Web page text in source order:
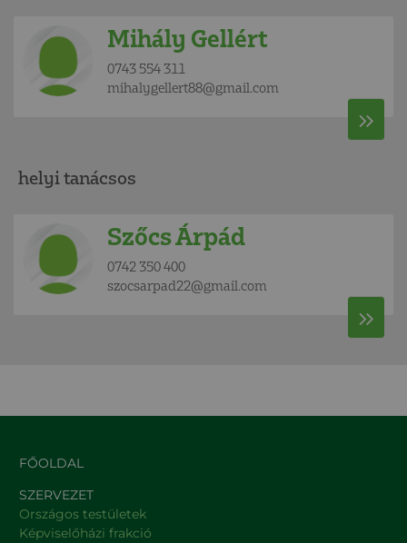
Mihály Gellért
0743 554 311
mihalygellert88@gmail.com
helyi tanácsos
Szőcs Árpád
0742 350 400
szocsarpad22@gmail.com
FŐOLDAL
SZERVEZET
Országos testületek
Képviselőházi frakció